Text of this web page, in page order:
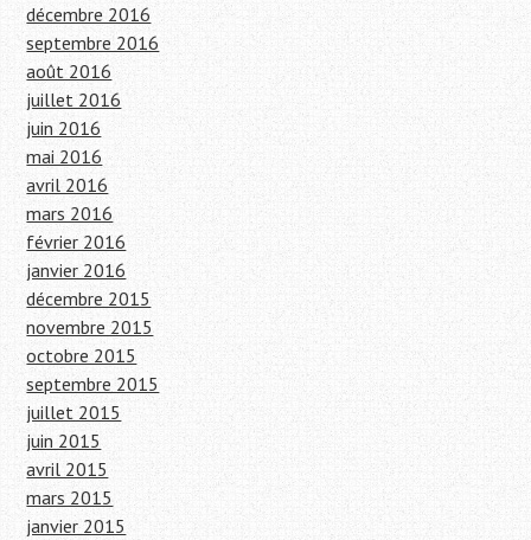
décembre 2016
septembre 2016
août 2016
juillet 2016
juin 2016
mai 2016
avril 2016
mars 2016
février 2016
janvier 2016
décembre 2015
novembre 2015
octobre 2015
septembre 2015
juillet 2015
juin 2015
avril 2015
mars 2015
janvier 2015